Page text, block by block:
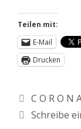
Teilen mit:
E-Mail
Drucken
C O R O N
Schreibe